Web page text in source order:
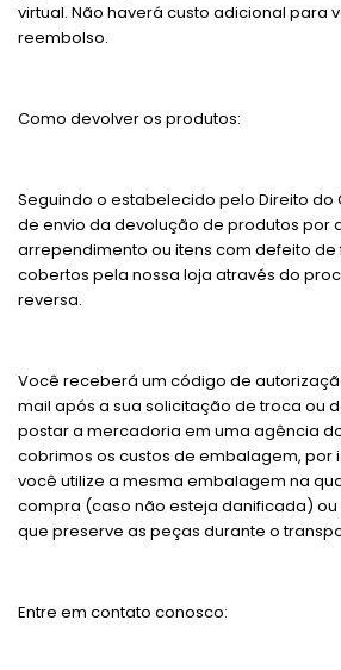
virtual. Não haverá custo adicional para
reembolso.
Como devolver os produtos:
Seguindo o estabelecido pelo Direito do
de envio da devolução de produtos por
arrependimento ou itens com defeito
cobertos pela nossa loja através do
reversa.
Você receberá um código de
mail após a sua solicitação de troca ou
postar a mercadoria em uma agência
cobrimos os custos de embalagem, por
você utilize a mesma embalagem na
compra (caso não esteja danificada)
que preserve as peças durante o
Entre em contato conosco: